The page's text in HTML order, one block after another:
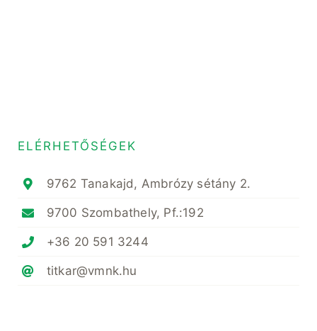
ELÉRHETŐSÉGEK
9762 Tanakajd, Ambrózy sétány 2.
9700 Szombathely, Pf.:192
+36 20 591 3244
titkar@vmnk.hu